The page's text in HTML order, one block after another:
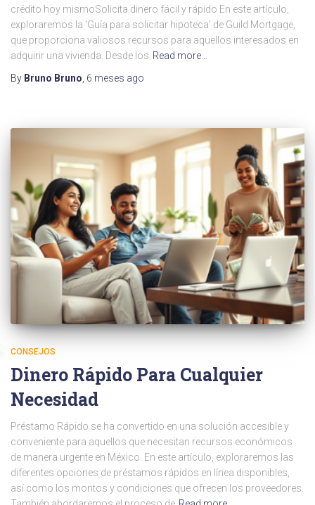
crédito hoy mismoSolicita dinero fácil y rápido En este artículo,
exploraremos la ‘Guía para solicitar hipoteca’ de Guild Mortgage,
que proporciona valiosos recursos para aquellos interesados en
adquirir una vivienda. Desde los Read more…
By Bruno Bruno 6 meses ago
CONSEJOS
Dinero Rápido Para Cualquier
Necesidad
Préstamo Rápido se ha convertido en una solución accesible y
conveniente para aquellos que necesitan recursos económicos
de manera urgente en México. En este artículo, exploraremos las
diferentes opciones de préstamos rápidos en línea disponibles,
así como los montos y condiciones que ofrecen los proveedores.